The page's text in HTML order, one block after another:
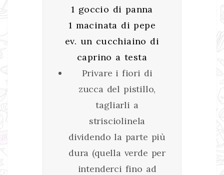
1 goccio di panna
1 macinata di pepe
ev. un cucchiaino di
caprino a testa
Privare i fiori di
zucca del pistillo,
tagliarli a
strisciolinela
dividendo la parte più
dura (quella verde per
intenderci fino ad